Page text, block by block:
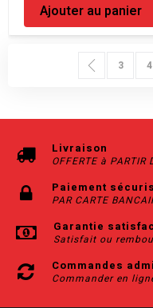
Ajouter au panier
Page Page
Précédent
Page
3 4
Livraison
OFFERTE à PARTIR
Paiement
PAR CARTE
Garantie
Satisfait ou
Commandes
Commander en